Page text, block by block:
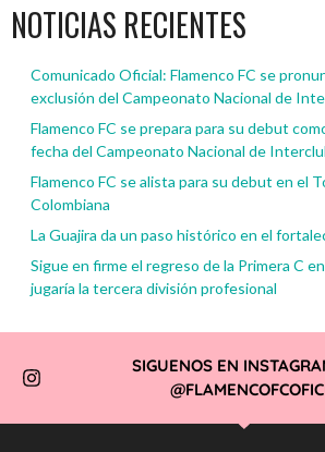
NOTICIAS RECIENTES
Comunicado Oficial: Flamenco FC se
exclusión del Campeonato Nacional de
Flamenco FC se prepara para su debut
fecha del Campeonato Nacional de
Flamenco FC se alista para su debut en el
Colombiana
La Guajira da un paso histórico en el
Sigue en firme el regreso de la Primera C
jugaría la tercera división profesional
SIGUENOS EN